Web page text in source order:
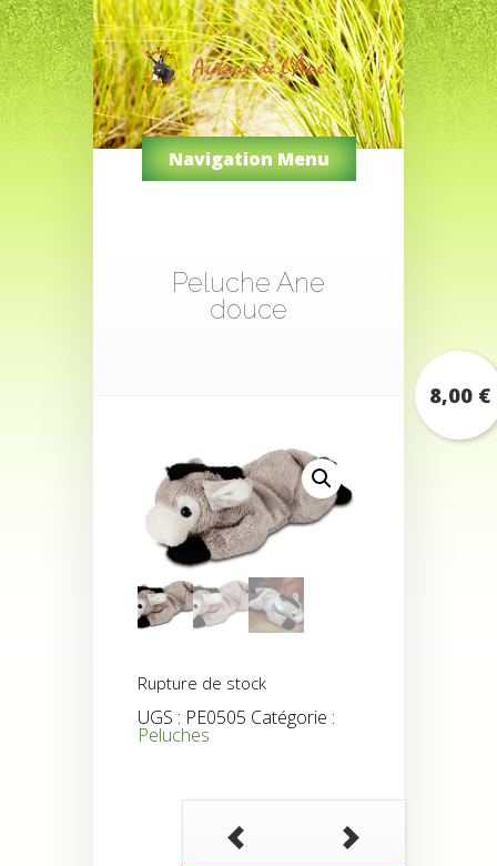
Navigation Menu
Peluche Ane
douce
8,00 €
Rupture de stock
UGS : PE0505 Catégorie :
Peluches